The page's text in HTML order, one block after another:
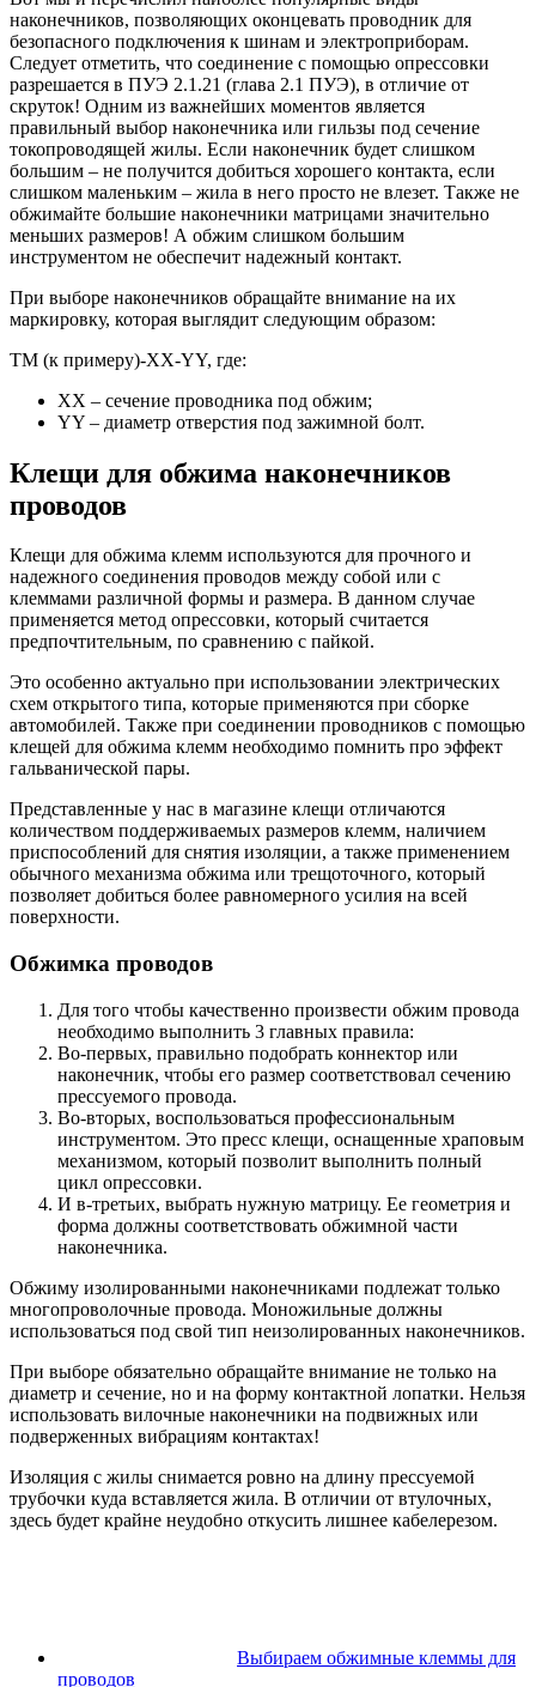
наконечников, позволяющих оконцевать проводник для
безопасного подключения к шинам и электроприборам.
Следует отметить, что соединение с помощью опрессовки
разрешается в ПУЭ 2.1.21 (глава 2.1 ПУЭ), в отличие от
скруток! Одним из важнейших моментов является
правильный выбор наконечника или гильзы под сечение
токопроводящей жилы. Если наконечник будет слишком
большим – не получится добиться хорошего контакта, если
слишком маленьким – жила в него просто не влезет. Также не
обжимайте большие наконечники матрицами значительно
меньших размеров! А обжим слишком большим
инструментом не обеспечит надежный контакт.
При выборе наконечников обращайте внимание на их
маркировку, которая выглядит следующим образом:
ТМ (к примеру)-XX-YY, где:
XX – сечение проводника под обжим;
YY – диаметр отверстия под зажимной болт.
Клещи для обжима наконечников
проводов
Клещи для обжима клемм используются для прочного и
надежного соединения проводов между собой или с
клеммами различной формы и размера. В данном случае
применяется метод опрессовки, который считается
предпочтительным, по сравнению с пайкой.
Это особенно актуально при использовании электрических
схем открытого типа, которые применяются при сборке
автомобилей. Также при соединении проводников с помощью
клещей для обжима клемм необходимо помнить про эффект
гальванической пары.
Представленные у нас в магазине клещи отличаются
количеством поддерживаемых размеров клемм, наличием
приспособлений для снятия изоляции, а также применением
обычного механизма обжима или трещоточного, который
позволяет добиться более равномерного усилия на всей
поверхности.
Обжимка проводов
Для того чтобы качественно произвести обжим провода
необходимо выполнить 3 главных правила:
Во-первых, правильно подобрать коннектор или
наконечник, чтобы его размер соответствовал сечению
прессуемого провода.
Во-вторых, воспользоваться профессиональным
инструментом. Это пресс клещи, оснащенные храповым
механизмом, который позволит выполнить полный
цикл опрессовки.
И в-третьих, выбрать нужную матрицу. Ее геометрия и
форма должны соответствовать обжимной части
наконечника.
Обжиму изолированными наконечниками подлежат только
многопроволочные провода. Моножильные должны
использоваться под свой тип неизолированных наконечников.
При выборе обязательно обращайте внимание не только на
диаметр и сечение, но и на форму контактной лопатки. Нельзя
использовать вилочные наконечники на подвижных или
подверженных вибрациям контактах!
Изоляция с жилы снимается ровно на длину прессуемой
трубочки куда вставляется жила. В отличии от втулочных,
здесь будет крайне неудобно откусить лишнее кабелерезом.
Выбираем обжимные клеммы для
проводов